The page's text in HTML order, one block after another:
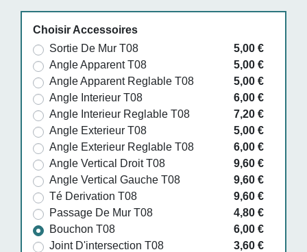
Choisir Accessoires
Sortie De Mur T08
5,00 €
Angle Apparent T08
5,00 €
Angle Apparent Reglable T08
5,00 €
Angle Interieur T08
6,00 €
Angle Interieur Reglable T08
7,20 €
Angle Exterieur T08
5,00 €
Angle Exterieur Reglable T08
6,00 €
Angle Vertical Droit T08
9,60 €
Angle Vertical Gauche T08
9,60 €
Té Derivation T08
9,60 €
Passage De Mur T08
4,80 €
Bouchon T08
6,00 €
Joint D'intersection T08
3,60 €